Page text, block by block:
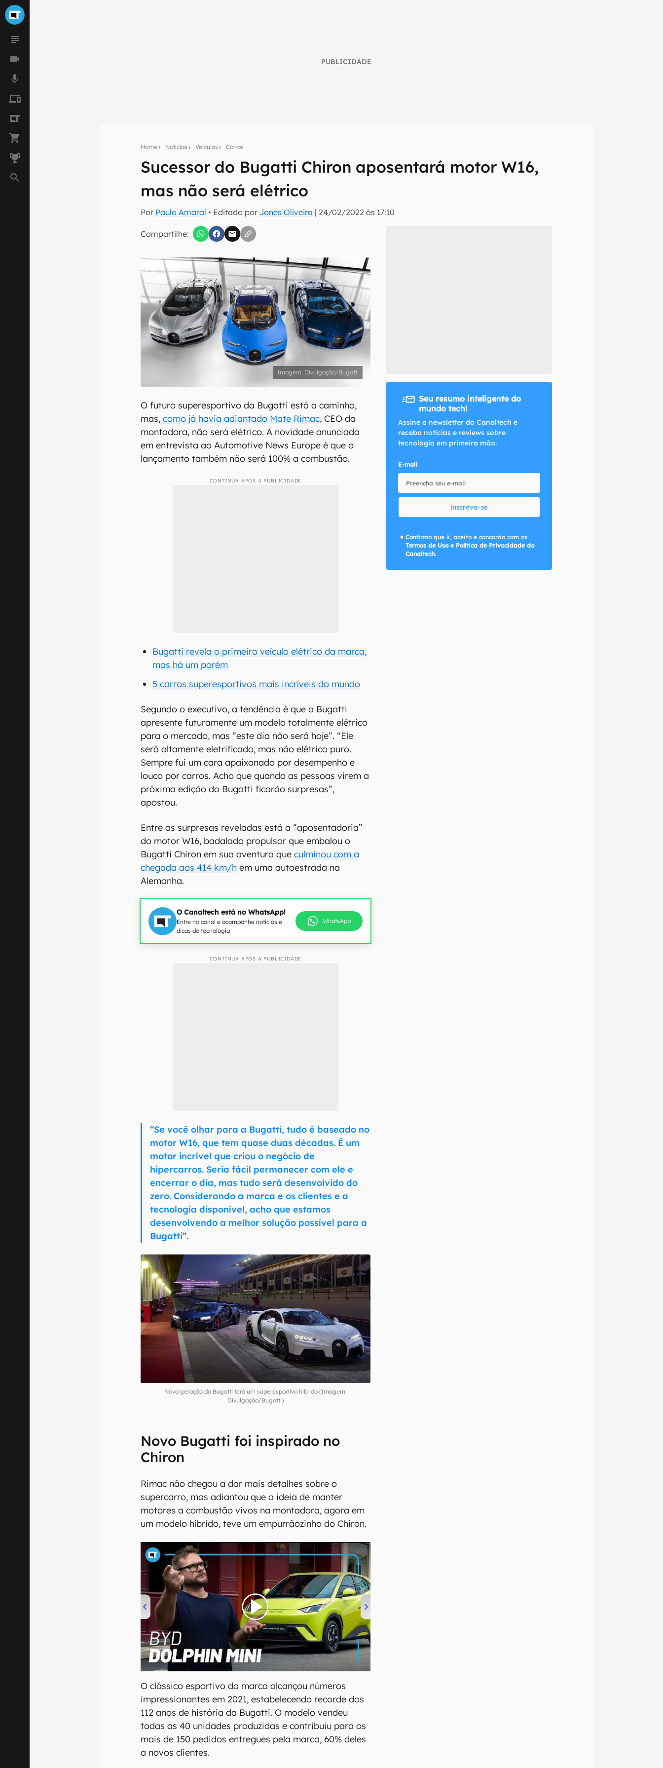
PUBLICIDADE
Home Notícias Veículos Carros
Sucessor do Bugatti Chiron aposentará motor W16,
mas não será elétrico
Por Paulo Amaral • Editado por Jones Oliveira | 24/02/2022 às 17:10
Compartilhe:
Seu resumo inteligente do mundo tech!
Assine a newsletter do Canaltech e receba notícias e reviews sobre tecnologia em primeira
mão.
E-mail
Confirmo que li, aceito e concordo com os Termos de Uso e Política de Privacidade do Canaltech.
Divulgação/Bugatti
O futuro superesportivo da Bugatti está a caminho,
mas,como já havia adiantado Mate Rimac, CEO da
montadora, não será elétrico. A novidade anunciada
em entrevista ao Automotive News Europe é que o
lançamento também não será 100% a combustão.
CONTINUA APÓS A PUBLICIDADE
Bugatti revela o primeiro veículo elétrico da marca,
mas há um porém
5 carros superesportivos mais incríveis do mundo
Segundo o executivo, a tendência é que a Bugatti
apresente futuramente um modelo totalmente elétrico
para o mercado, mas “este dia não será hoje”. “Ele
será altamente eletrificado, mas não elétrico puro.
Sempre fui um cara apaixonado por desempenho e
louco por carros. Acho que quando as pessoas virem a
próxima edição do Bugatti ficarão surpresas”,
apostou.
Entre as surpresas reveladas está a “aposentadoria”
do motor W16, badalado propulsor que embalou o
Bugatti Chiron em sua aventura queculminou com a
chegada aos 414 km/h em uma autoestrada na
Alemanha.
O Canaltech está no WhatsApp!
Entre no canal e acompanhe notícias e
dicas de tecnologia
WhatsApp
CONTINUA APÓS A PUBLICIDADE
“Se você olhar para a Bugatti, tudo é baseado no
motor W16, que tem quase duas décadas. É um
motor incrível que criou o negócio de
hipercarros. Seria fácil permanecer com ele e
encerrar o dia, mas tudo será desenvolvido do
zero. Considerando a marca e os clientes e a
tecnologia disponível, acho que estamos
desenvolvendo a melhor solução possível para a
Bugatti”.
Nova geração da Bugatti terá um superesportivo híbrido (Imagem:
Divulgação/Bugatti)
Novo Bugatti foi inspirado no
Chiron
Rimac não chegou a dar mais detalhes sobre o
supercarro, mas adiantou que a ideia de manter
motores a combustão vivos na montadora, agora em
um modelo híbrido, teve um empurrãozinho do Chiron.
00:00/04:07
O clássico esportivo da marca alcançou números
impressionantes em 2021, estabelecendo recorde dos
112 anos de história da Bugatti. O modelo vendeu
todas as 40 unidades produzidas e contribuiu para os
mais de 150 pedidos entregues pela marca, 60% deles
a novos clientes.
Seu resumo inteligente do
mundo tech!
Assine a newsletter do Canaltech e
receba notícias e reviews sobre
tecnologia em primeira mão.
E-mail
inscreva-se
Confirmo que li, aceito e concordo com os
Termos de Uso e Política de Privacidade do
Canaltech.